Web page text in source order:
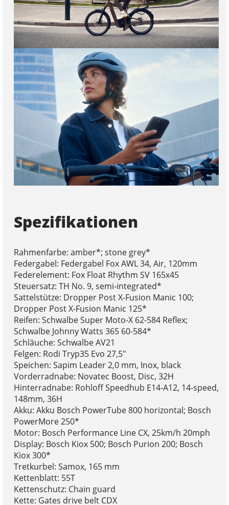
Spezifikationen
Rahmenfarbe: amber*; stone grey*
Federgabel: Federgabel Fox AWL 34, Air, 120mm
Federelement: Fox Float Rhythm SV 165x45
Steuersatz: TH No. 9, semi-integrated*
Sattelstütze: Dropper Post X-Fusion Manic 100;
Dropper Post X-Fusion Manic 125*
Reifen: Schwalbe Super Moto-X 62-584 Reflex;
Schwalbe Johnny Watts 365 60-584*
Schläuche: Schwalbe AV21
Felgen: Rodi Tryp35 Evo 27,5"
Speichen: Sapim Leader 2,0 mm, Inox, black
Vorderradnabe: Novatec Boost, Disc, 32H
Hinterradnabe: Rohloff Speedhub E14-A12, 14-speed,
148mm, 36H
Akku: Akku Bosch PowerTube 800 horizontal; Bosch
PowerMore 250*
Motor: Bosch Performance Line CX, 25km/h 20mph
Display: Bosch Kiox 500; Bosch Purion 200; Bosch
Kiox 300*
Tretkurbel: Samox, 165 mm
Kettenblatt: 55T
Kettenschutz: Chain guard
Kette: Gates drive belt CDX